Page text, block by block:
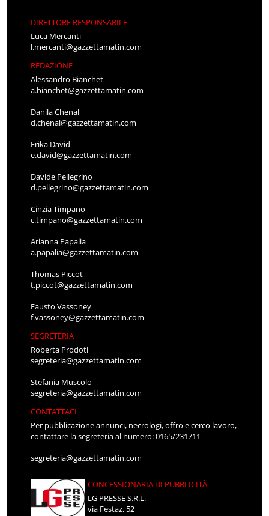
DIRETTORE RESPONSABILE
Luca Mercanti
l.mercanti@gazzettamatin.com
REDAZIONE
Alessandro Bianchet
a.bianchet@gazzettamatin.com
Danila Chenal
d.chenal@gazzettamatin.com
Erika David
e.david@gazzettamatin.com
Davide Pellegrino
d.pellegrino@gazzettamatin.com
Cinzia Timpano
c.timpano@gazzettamatin.com
Arianna Papalia
a.papalia@gazzettamatin.com
Thomas Piccot
t.piccot@gazzettamatin.com
Fausto Vassoney
f.vassoney@gazzettamatin.com
SEGRETERIA
Roberta Prodoti
segreteria@gazzettamatin.com
Stefania Muscolo
segreteria@gazzettamatin.com
CONTATTACI
Per pubblicazione annunci, necrologi, offro e cerco lavoro,
contattare la segreteria al numero: 0165/231711
segreteria@gazzettamatin.com
CONCESSIONARIA DI PUBBLICITÀ
LG PRESSE S.R.L.
via Festaz, 52